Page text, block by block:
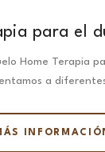
para el
Home Terapia
a